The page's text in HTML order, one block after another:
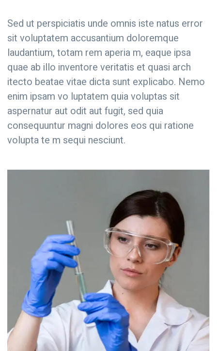
Sed ut perspiciatis unde omnis iste natus error
sit voluptatem accusantium doloremque
laudantium, totam rem aperia m, eaque ipsa
quae ab illo inventore veritatis et quasi arch
itecto beatae vitae dicta sunt explicabo. Nemo
enim ipsam vo luptatem quia voluptas sit
aspernatur aut odit aut fugit, sed quia
consequuntur magni dolores eos qui ratione
volupta te m sequi nesciunt.